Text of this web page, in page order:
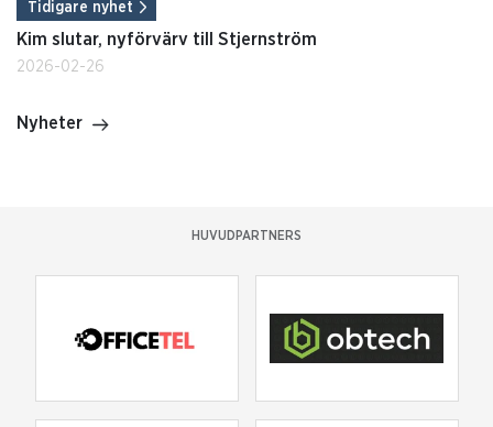
Tidigare nyhet
Kim slutar, nyförvärv till Stjernström
2026-02-26
Nyheter
HUVUDPARTNERS